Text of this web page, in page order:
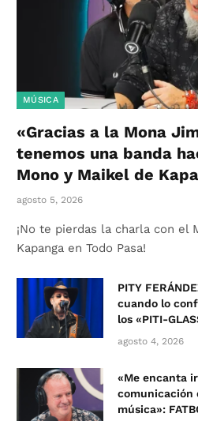
MÚSICA
«Gracias a la Mona
tenemos una banda
Mono y Maikel de
agosto 5, 2026
¡No te pierdas la charla con el
Kapanga en Todo Pasa!
PITY
cuando lo
los «PITI-
agosto 4, 2026
«Me encanta
comunicación
música»: